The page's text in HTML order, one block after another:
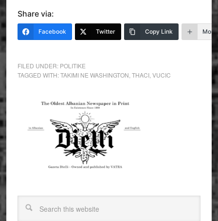
Share via:
Facebook Twitter Copy Link More
FILED UNDER: POLITIKE
TAGGED WITH:TAKIMI NE WASHINGTON THACI, VUCIC